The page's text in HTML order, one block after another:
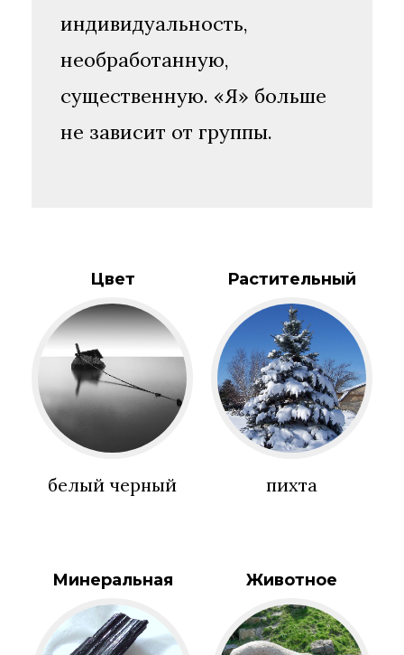
индивидуальность,
необработанную,
существенную. «Я» больше
не зависит от группы.
Цвет
белый черный
Растительный
пихта
Минеральная Животное